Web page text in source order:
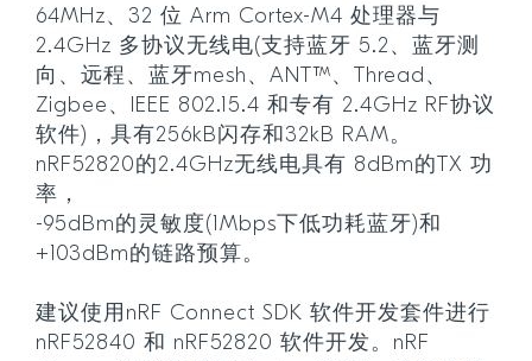
64MHz、32 位 Arm Cortex-M4 处理器与
2.4GHz 多协议无线电(支持蓝牙 5.2、蓝牙测
向、远程、蓝牙mesh、ANT™、Thread、
Zigbee、IEEE 802.15.4 和专有 2.4GHz RF协议
软件)，具有256kB闪存和32kB RAM。
nRF52820的2.4GHz无线电具有 8dBm的TX 功
率，
-95dBm的灵敏度(1Mbps下低功耗蓝牙)和
+103dBm的链路预算。
建议使用nRF Connect SDK 软件开发套件进行
nRF52840 和 nRF52820 软件开发。nRF